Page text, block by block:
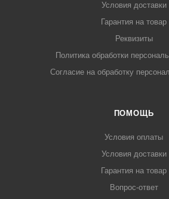
Условия доставки
Гарантия на товар
Реквизиты
Политика обработки
Согласие на обработку
ПОМОЩЬ
Условия оплаты
Условия доставки
Гарантия на товар
Вопрос-ответ